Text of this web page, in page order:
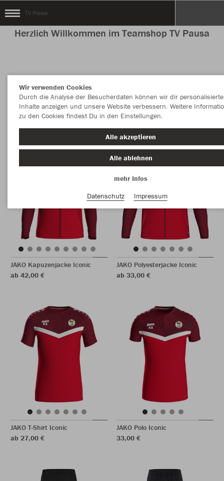
TV Pausa
Herzlich Willkommen im Teamshop TV Pausa
JAKO Kapuzenjacke Iconic
ab 42,00 €
JAKO Polyesterjacke Iconic
ab 33,00 €
JAKO T-Shirt Iconic
ab 27,00 €
JAKO Polo Iconic
33,00 €
Wir verwenden Cookies
Durch die Analyse der Besucherdaten können wir dir personalisierte
Inhalte anzeigen und unsere Website verbessern. Weitere
zu den Cookies findest Du in den Einstellungen.
Alle akzeptieren
Alle ablehnen
mehr Infos
Datenschutz
Impressum